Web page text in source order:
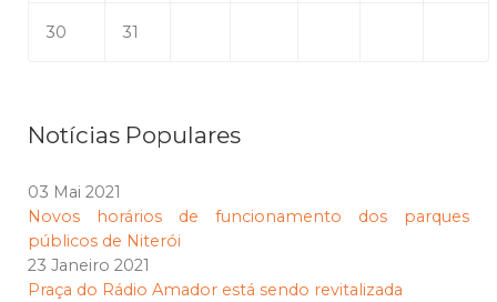
30 31
Notícias Populares
03 Mai 2021
Novos horários de funcionamento dos parques
públicos de Niterói
23 Janeiro 2021
Praça do Rádio Amador está sendo revitalizada